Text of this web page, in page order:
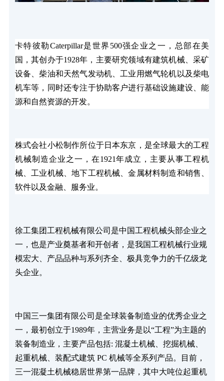
卡特彼勒Caterpillar是世界500强企业之一，总部在美
国，其创办于1928年，主要研究领域有建筑机械、采矿
设备、柴油和天然气发动机、工业用燃气轮机以及柴电
机车等，同时还专注于协助客户进行基础设施建设、能
源和自然资源的开发。
株式会社小松制作所位于日本东京，是全球最大的工程
机械制造企业之一，在1921年成立，主要从事工程机
械、工业机械、地下工程机械、金属材料制造和销售、
软件以及金融、服务业。
徐工集团工程机械有限公司是中国工程机械头部企业之
一，也是产业奠基者和开创者，是我国工程机械行业规
模宏大、产品品种与系列齐全、极具竞争力的千亿级龙
头企业。
中国三一集团有限公司是全球装备制造业的优秀企业之
一，最初创立于1989年，主营业务是以“工程”为主题的
装备制造业，主要产品包括: 混凝土机械、挖掘机械、
起重机械、装配式建筑 PC 机械等全系列产品。目前，
三一混凝土机械稳居世界第一品牌，其中大吨位起重机